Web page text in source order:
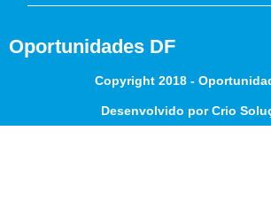
Oportunidades DF
Copyright 2018 -
Desenvolvido por Crio